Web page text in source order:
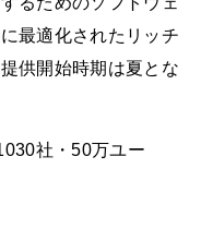
最適化されたリッチ
供開始時期は夏とな
社・50万ユー